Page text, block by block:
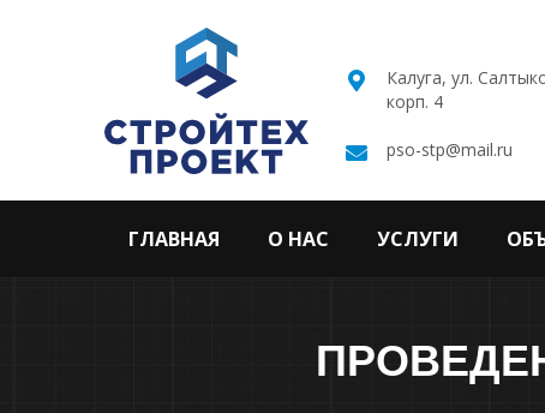
Калуга, ул.
корп. 4
pso-stp@mail.ru
ГЛАВНАЯ О НАС УСЛУГИ